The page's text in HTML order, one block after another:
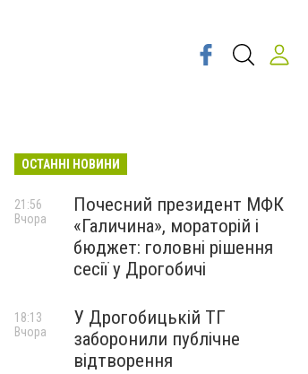
ОСТАННІ НОВИНИ
Почесний президент МФК
«Галичина», мораторій і
бюджет: головні рішення
сесії у Дрогобичі
21:56
Вчора
У Дрогобицькій ТГ
заборонили публічне
відтворення
18:13
Вчора